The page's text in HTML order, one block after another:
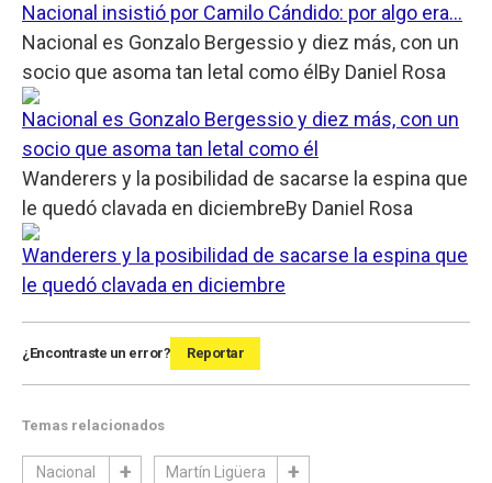
Nacional insistió por Camilo Cándido: por algo era...
Nacional es Gonzalo Bergessio y diez más, con un
socio que asoma tan letal como él By Daniel Rosa
Nacional es Gonzalo Bergessio y diez más, con un
socio que asoma tan letal como él
Wanderers y la posibilidad de sacarse la espina que
le quedó clavada en diciembreBy Daniel Rosa
Wanderers y la posibilidad de sacarse la espina que
le quedó clavada en diciembre
¿Encontraste un error? Reportar
Temas relacionados
Nacional Martín Ligüera